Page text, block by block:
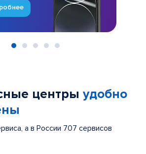
центры удобно
а в России 707 сервисов